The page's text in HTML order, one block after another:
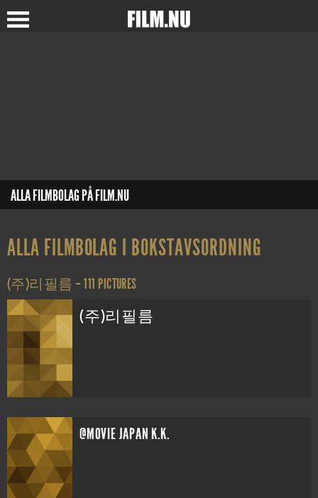
ALLA FILMBOLAG PÅ FILM.NU
ALLA FILMBOLAG I BOKSTAVSORDNING
(주)리필름 – 111 PICTURES
(주)리필름
@MOVIE JAPAN K.K.